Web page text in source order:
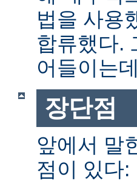
법을 사용
합류했다.
어들이는
장단점
앞에서 말
점이 있다: